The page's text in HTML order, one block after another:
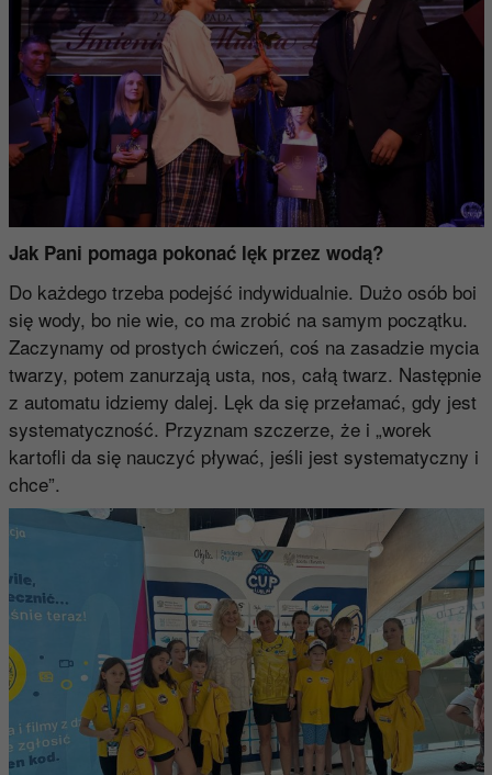
Jak Pani pomaga pokonać lęk przez wodą?
Do każdego trzeba podejść indywidualnie. Dużo osób boi
się wody, bo nie wie, co ma zrobić na samym początku.
Zaczynamy od prostych ćwiczeń, coś na zasadzie mycia
twarzy, potem zanurzają usta, nos, całą twarz. Następnie
z automatu idziemy dalej. Lęk da się przełamać, gdy jest
systematyczność. Przyznam szczerze, że i „worek
kartofli da się nauczyć pływać, jeśli jest systematyczny i
chce”.